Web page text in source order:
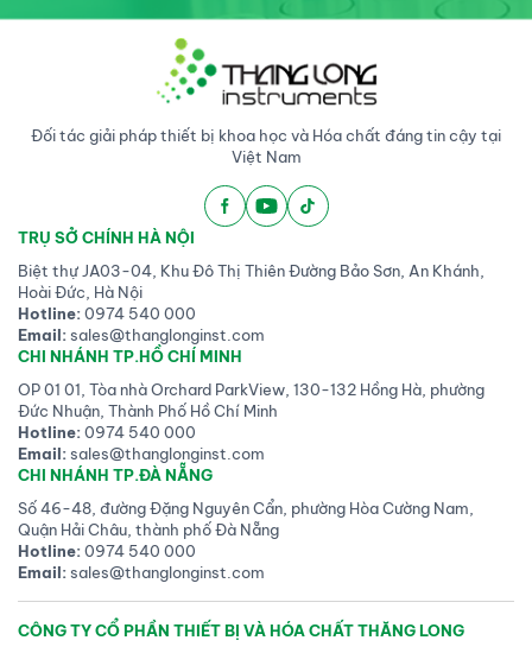
Đối tác giải pháp thiết bị khoa học và Hóa chất đáng tin cậy tại
Việt Nam
TRỤ SỞ CHÍNH HÀ NỘI
Biệt thự JA03-04, Khu Đô Thị Thiên Đường Bảo Sơn, An Khánh,
Hoài Đức, Hà Nội
Hotline:0974 540 000
Email:sales@thanglonginst.com
CHI NHÁNH TP.HỒ CHÍ MINH
OP 01 01, Tòa nhà Orchard ParkView, 130-132 Hồng Hà, phường
Đức Nhuận, Thành Phố Hồ Chí Minh
Hotline:0974 540 000
Email:sales@thanglonginst.com
CHI NHÁNH TP.ĐÀ NẴNG
Số 46-48, đường Đặng Nguyên Cẩn, phường Hòa Cường Nam,
Quận Hải Châu, thành phố Đà Nẵng
Hotline:0974 540 000
Email:sales@thanglonginst.com
CÔNG TY CỔ PHẦN THIẾT BỊ VÀ HÓA CHẤT THĂNG LONG